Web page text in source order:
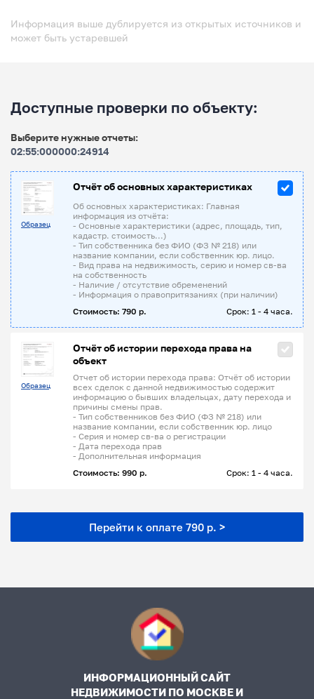
Информация выше дублируется из открытых источников и
может быть устаревшей
Доступные проверки по объекту:
Выберите нужные отчеты:
02:55:000000:24914
Образец
Отчёт об основных характеристиках
Об основных характеристиках: Главная
информация из отчёта:
- Основные характеристики (адрес, площадь, тип,
кадастр. стоимость...)
- Тип собственника без ФИО (ФЗ № 218) или
название компании, если собственник юр. лицо.
- Вид права на недвижимость, серию и номер св-ва
на собственность
- Наличие / отсутствие обременений
- Информация о правопритязаниях (при наличии)
Стоимость: 790 р.
Срок: 1 - 4 часа.
Образец
Отчёт об истории перехода права на
объект
Отчет об истории перехода права: Отчёт об истории
всех сделок с данной недвижимостью содержит
информацию о бывших владельцах, дату перехода и
причины смены прав.
- Тип собственников без ФИО (ФЗ № 218) или
название компании, если собственник юр. лицо
- Серия и номер св-ва о регистрации
- Дата перехода прав
- Дополнительная информация
Стоимость: 990 р.
Срок: 1 - 4 часа.
Перейти к оплате 790 р. >
ИНФОРМАЦИОННЫЙ САЙТ
НЕДВИЖИМОСТИ ПО МОСКВЕ И